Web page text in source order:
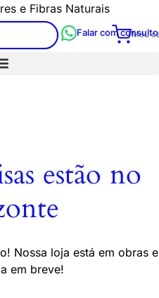
e Fibras Naturais
Meu
Falar com
estão no
Nossa loja está em obras e
em breve!